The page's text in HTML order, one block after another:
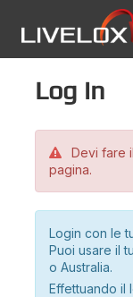
Log in
Devi fare
pagina.
Login con le
Puoi usare il
o Australia.
Effettuando il